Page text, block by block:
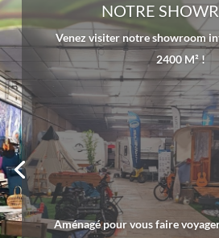
NOTRE
Venez visiter notre showroom
2400 M² !
Aménagé pour vous faire